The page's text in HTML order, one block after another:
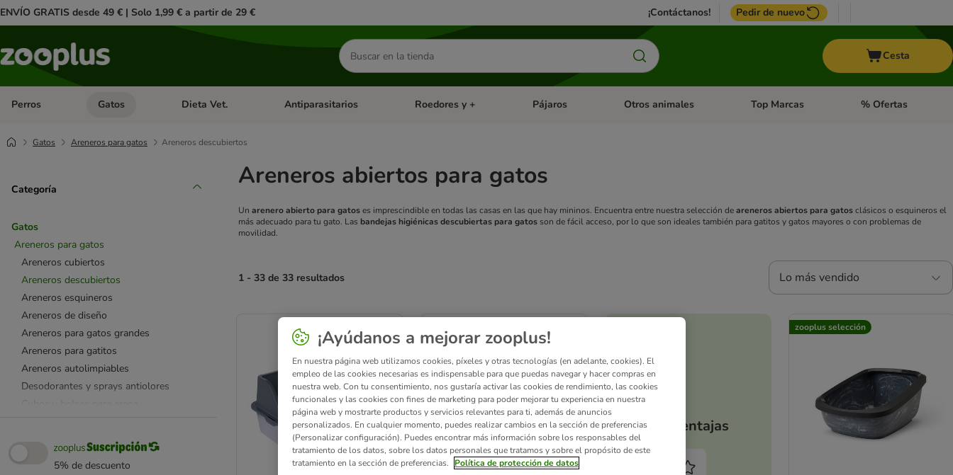
ENVÍO GRATIS desde 49 € | Solo 1,99 € a partir de 29 € ¡Contáctanos! Pedir de nuevo
Buscar
productos
Cesta
Perros Menú de categoria abierto: Perros
Gatos Menú de categoria abierto: Gatos
Dieta Vet. Menú de categoria abierto: Dieta Vet.
Antiparasitarios Menú de categoria abierto: Antiparasitarios
Roedores y + Menú de categoria abierto: Roedores y +
Pájaros Menú de categoria abierto: Pájaros
Otros animales Menú de categoria abierto: Otros animales
Top Marcas Menú de categoria
% Ofertas
Gatos Areneros para gatos Areneros descubiertos
Categoría
Gatos
Areneros para gatos
Areneros cubiertos
Areneros descubiertos
Areneros esquineros
Areneros de diseño
Areneros para gatos grandes
Areneros para gatitos
Areneros autolimpiables
Desodorantes y sprays antiolores
Filtros para areneros
5% de descuento
Areneros abiertos para gatos
Un arenero abierto para gatoses imprescindible en todas las casas en las que hay mininos. Encuentra entre nuestra selección deareneros abiertos para gatosclásicos o esquineros el
más adecuado para tu gato. Las bandejas higiénicas descubiertas para gatos son de fácil acceso, por lo que son ideales también para gatitos y gatos mayores o con problemas de
movilidad.
1 - 33 de 33 resultados Lo más vendido
product items have been changed
Tus ventajas
zooplus selección
¡Ayúdanos a mejorar zooplus!
En nuestra página web utilizamos cookies, píxeles y otras tecnologías (en adelante, cookies). El
empleo de las cookies necesarias es indispensable para que puedas navegar y hacer compras en
nuestra web. Con tu consentimiento, nos gustaría activar las cookies de rendimiento, las cookies
funcionales y las cookies con fines de marketing para poder mejorar tu experiencia en nuestra
página web y mostrarte productos y servicios relevantes para ti, además de anuncios
personalizados. En cualquier momento, puedes realizar cambios en la sección de preferencias
(Personalizar configuración). Puedes encontrar más información sobre los responsables del
tratamiento de los datos, sobre los datos personales que tratamos y sobre el propósito de este
tratamiento en la sección de preferencias.
Política de protección de datos